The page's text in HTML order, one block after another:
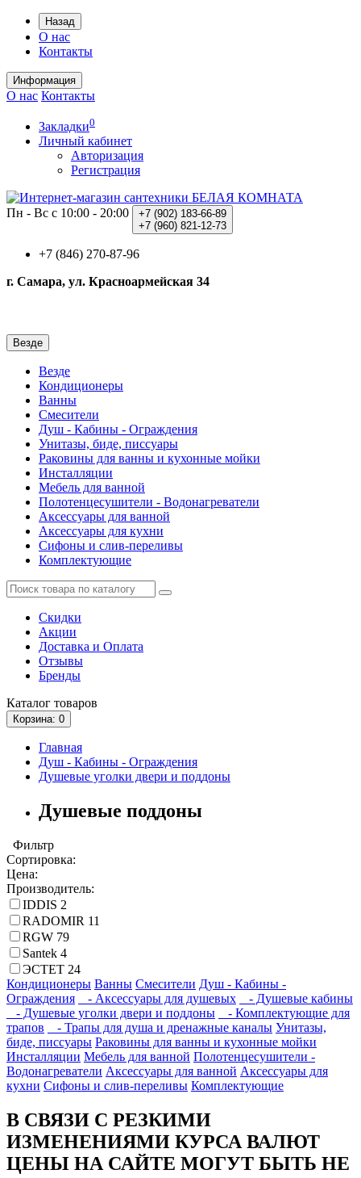
Назад
О нас
Контакты
Информация
О нас Контакты
Закладки0
Личный кабинет
Авторизация
Регистрация
Пн - Вс с 10:00 - 20:00 +7 (902) 183-66-89
+7 (960) 821-12-73
+7 (846) 270-87-96
г. Самара, ул. Красноармейская 34
Везде
Везде
Кондиционеры
Ванны
Смесители
Душ - Кабины - Ограждения
Унитазы, биде, писсуары
Раковины для ванны и кухонные мойки
Инсталляции
Мебель для ванной
Полотенцесушители - Водонагреватели
Аксессуары для ванной
Аксессуары для кухни
Сифоны и слив-переливы
Комплектующие
Скидки
Акции
Доставка и Оплата
Отзывы
Бренды
Каталог товаров
Корзина: 0
Главная
Душ - Кабины - Ограждения
Душевые уголки двери и поддоны
Душевые поддоны
Фильтр
Сортировка:
Цена:
Производитель:
IDDIS 2
RADOMIR 11
RGW 79
Santek 4
ЭСТЕТ 24
Кондиционеры Ванны Смесители Душ - Кабины -
Ограждения
- Аксессуары для душевых
- Душевые кабины
- Душевые уголки двери и поддоны
- Комплектующие для
трапов
- Трапы для душа и дренажные каналы Унитазы,
биде, писсуары Раковины для ванны и кухонные мойки
Инсталляции Мебель для ванной Полотенцесушители -
Водонагреватели Аксессуары для ванной Аксессуары для
кухни Сифоны и слив-переливы Комплектующие
В СВЯЗИ С РЕЗКИМИ
ИЗМЕНЕНИЯМИ КУРСА ВАЛЮТ
ЦЕНЫ НА САЙТЕ МОГУТ БЫТЬ НЕ